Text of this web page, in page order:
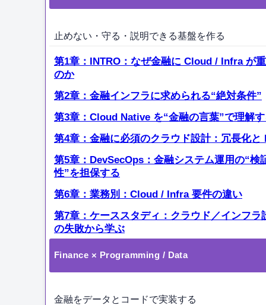
止めない・守る・説明できる基盤を作る
第1章：INTRO：なぜ金融に Cloud / Infra が
のか
第2章：金融インフラに求められる“絶対条件”
第3章：Cloud Native を“金融の言葉”で理解
第4章：金融に必須のクラウド設計：冗長化と
第5章：DevSecOps：金融システム運用の“検
性”を担保する
第6章：業務別：Cloud / Infra 要件の違い
第7章：ケーススタディ：クラウド／インフラ
の失敗から学ぶ
Finance × Programming / Data
金融をデータとコードで実装する